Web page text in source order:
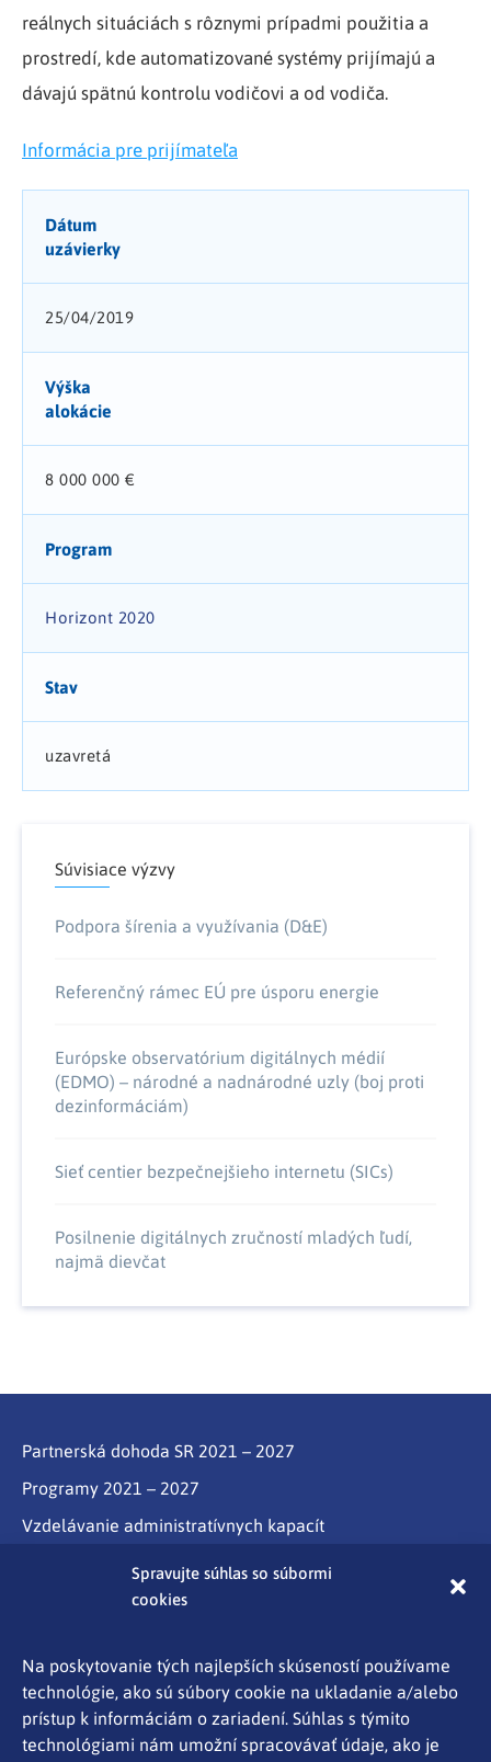
Spravujte súhlas so súbormi
cookies
Na poskytovanie tých najlepších skúseností používame
technológie, ako sú súbory cookie na ukladanie a/alebo
prístup k informáciám o zariadení. Súhlas s týmito
technológiami nám umožní spracovávať údaje, ako je
reálnych situáciách s rôznymi prípadmi použitia a
prostredí, kde automatizované systémy prijímajú a
dávajú spätnú kontrolu vodičovi a od vodiča.
Informácia pre prijímateľa
Dátum
uzávierky
25/04/2019
Výška
alokácie
8 000 000 €
Program
Horizont 2020
Stav
uzavretá
Súvisiace výzvy
Podpora šírenia a využívania (D&E)
Referenčný rámec EÚ pre úsporu energie
Európske observatórium digitálnych médií
(EDMO) – národné a nadnárodné uzly (boj proti
dezinformáciám)
Sieť centier bezpečnejšieho internetu (SICs)
Posilnenie digitálnych zručností mladých ľudí,
najmä dievčat
Partnerská dohoda SR 2021 – 2027
Programy 2021 – 2027
Vzdelávanie administratívnych kapacít
Program Slovensko
Aktuality
Kontakty